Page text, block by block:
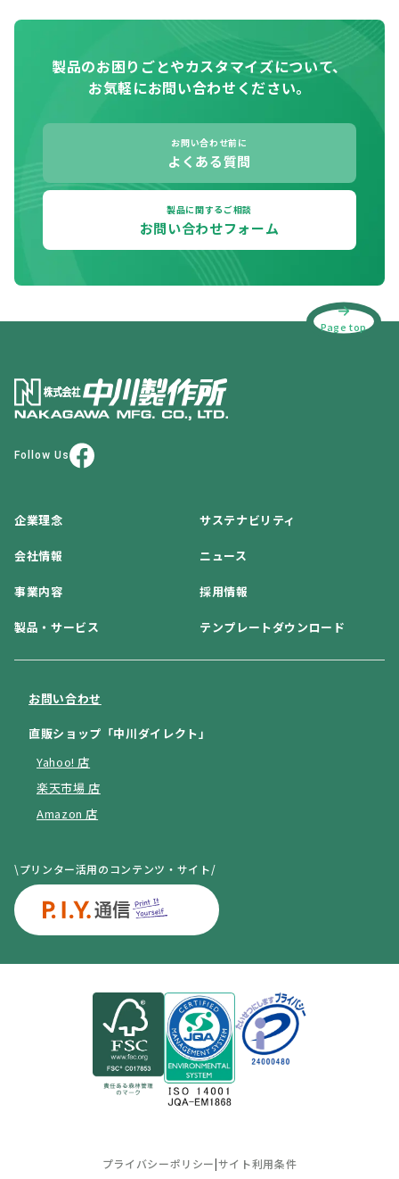
製品のお困りごとやカスタマイズについて、
お気軽にお問い合わせください。
お問い合わせ前に
よくある質問
製品に関するご相談
お問い合わせフォーム
Page top
Follow Us
企業理念 サステナビリティ
会社情報 ニュース
事業内容 採用情報
製品・サービス テンプレートダウンロード
お問い合わせ
直販ショップ「中川ダイレクト」
Yahoo! 店
楽天市場 店
Amazon 店
\プリンター活用のコンテンツ・サイト/
プライバシーポリシー|サイト利用条件